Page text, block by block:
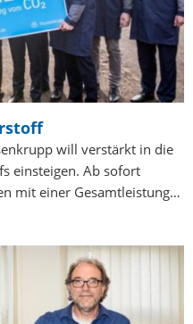
will verstärkt in die
einsteigen. Ab sofort
mit einer Gesamtleistung…